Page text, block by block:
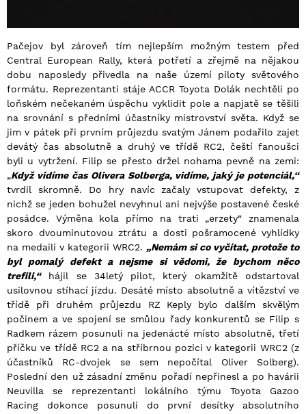
Pačejov byl zároveň tím nejlepším možným testem před
Central European Rally, která potřetí a zřejmě na nějakou
dobu naposledy přivedla na naše území piloty světového
formátu. Reprezentanti stáje ACCR Toyota Dolák nechtěli po
loňském nečekaném úspěchu vyklidit pole a napjatě se těšili
na srovnání s předními účastníky mistrovství světa. Když se
jim v pátek při prvním průjezdu svatým Jánem podařilo zajet
devátý čas absolutně a druhý ve třídě RC2, čeští fanoušci
byli u vytržení. Filip se přesto držel nohama pevně na zemi:
„Když vidíme čas Olivera Solberga, vidíme, jaký je potenciál,“
tvrdil skromně. Do hry navíc začaly vstupovat defekty, z
nichž se jeden bohužel nevyhnul ani nejvýše postavené české
posádce. Výměna kola přímo na trati „erzety“ znamenala
skoro dvouminutovou ztrátu a dosti pošramocené vyhlídky
na medaili v kategorii WRC2. „Nemám si co vyčítat, protože to
byl pomalý defekt a nejsme si vědomi, že bychom něco
trefili,“hájil se 34letý pilot, který okamžitě odstartoval
usilovnou stíhací jízdu. Desáté místo absolutně a vítězství ve
třídě při druhém průjezdu RZ Keply bylo dalším skvělým
počinem a ve spojení se smůlou řady konkurentů se Filip s
Radkem rázem posunuli na jedenácté místo absolutně, třetí
příčku ve třídě RC2 a na stříbrnou pozici v kategorii WRC2 (z
účastníků RC-dvojek se sem nepočítal Oliver Solberg).
Poslední den už zásadní změnu pořadí nepřinesl a po havárii
Neuvilla se reprezentanti lokálního týmu Toyota Gazoo
Racing dokonce posunuli do první desítky absolutního